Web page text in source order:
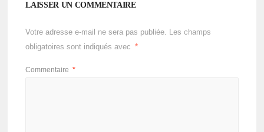
LAISSER UN COMMENTAIRE
Votre adresse e-mail ne sera pas publiée. Les champs
obligatoires sont indiqués avec
*
Commentaire *